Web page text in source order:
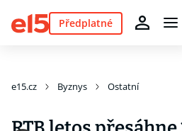
Předplatné
e15.cz Byznys Ostatní